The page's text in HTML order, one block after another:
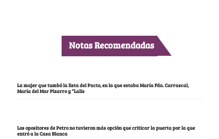
Notas Recomendadas
La mujer que tumbó la lista del Pacto, en la que estaba María Fda. Carrascal,
María del Mar Pizarro y “Lalis
Los opositores de Petro no tuvieron más opción que criticar la puerta por la que
entró a la Casa Blanca